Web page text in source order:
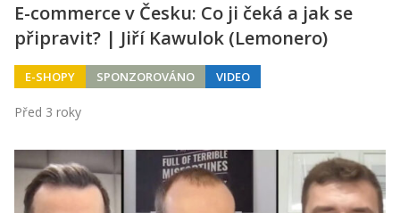
E-commerce v Česku: Co ji čeká a jak se
připravit? | Jiří Kawulok (Lemonero)
E-SHOPY SPONZOROVÁNO VIDEO
Před 3 roky